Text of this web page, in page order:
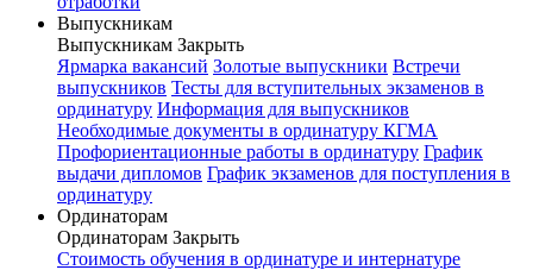
Выпускникам
Выпускникам Закрыть
Ярмарка вакансий Золотые выпускники Встречи
выпускников Тесты для вступительных экзаменов в
ординатуру Информация для выпускников
Необходимые документы в ординатуру КГМА
Профориентационные работы в ординатуру График
выдачи дипломов График экзаменов для поступления в
ординатуру
Ординаторам
Ординаторам Закрыть
Стоимость обучения в ординатуре и интернатуре